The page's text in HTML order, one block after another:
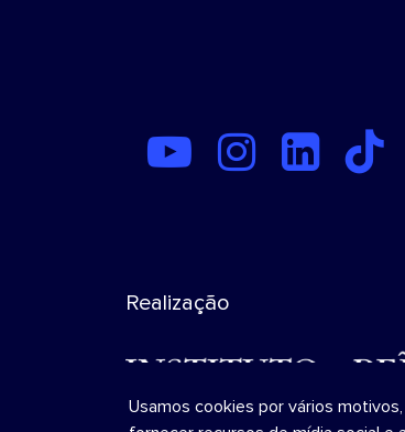
Realização
Usamos cookies por vários